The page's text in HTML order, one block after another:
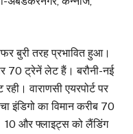
बुरी तरह प्रभावित हुआ।
70 ट्रेनें लेट हैं। बरौनी-नई
वाराणसी एयरपोर्ट पर
इंडिगो का विमान करीब 70
10 और फ्लाइट्स को लैंडिंग